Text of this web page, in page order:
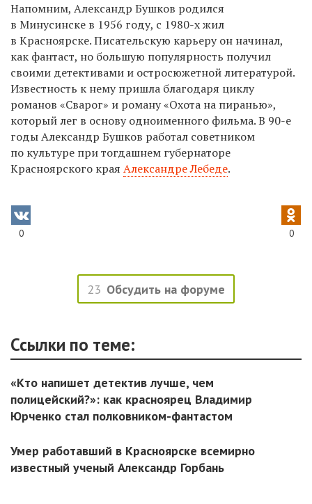
Напомним, Александр Бушков родился
в Минусинске в 1956 году, с 1980-х жил
в Красноярске. Писательскую карьеру он начинал,
как фантаст, но большую популярность получил
своими детективами и остросюжетной литературой.
Известность к нему пришла благодаря циклу
романов «Сварог» и роману «Охота на пиранью»,
который лег в основу одноименного фильма. В 90-е
годы Александр Бушков работал советником
по культуре при тогдашнем губернаторе
Красноярского края Александре Лебеде.
0 0
23 Обсудить на форуме
Ссылки по теме:
«Кто напишет детектив лучше, чем
полицейский?»: как красноярец Владимир
Юрченко стал полковником-фантастом
Умер работавший в Красноярске всемирно
известный ученый Александр Горбань